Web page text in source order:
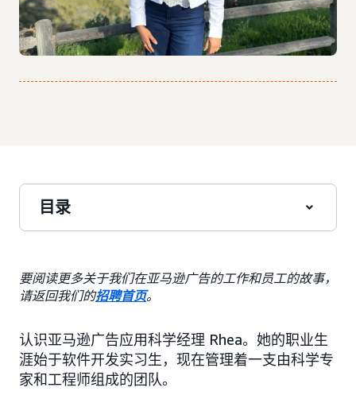
目录
要阅读更多关于我们在亚马逊广告的工作和员工的故事，
请返回我们的招聘首页。
认识亚马逊广告应用科学经理 Rhea。她的职业生
涯始于软件开发实习生，现在管理着一支由科学专
家和工程师组成的团队。